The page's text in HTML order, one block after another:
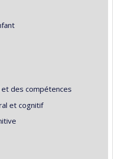
des compétences
et cognitif